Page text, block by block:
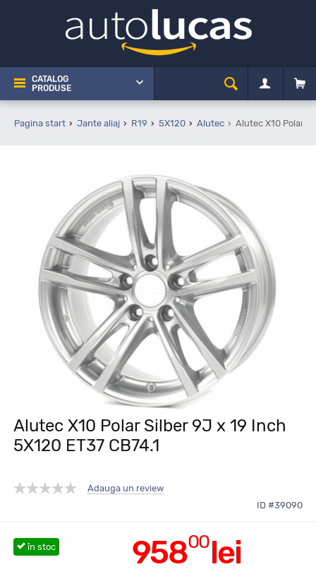
CATALOG
PRODUSE
Pagina start Jante aliaj R19 5X120 Alutec Alutec X10 Polar
Alutec X10 Polar Silber 9J x 19 Inch
5X120 ET37 CB74.1
Adauga un review
ID #39090
95800lei
în stoc